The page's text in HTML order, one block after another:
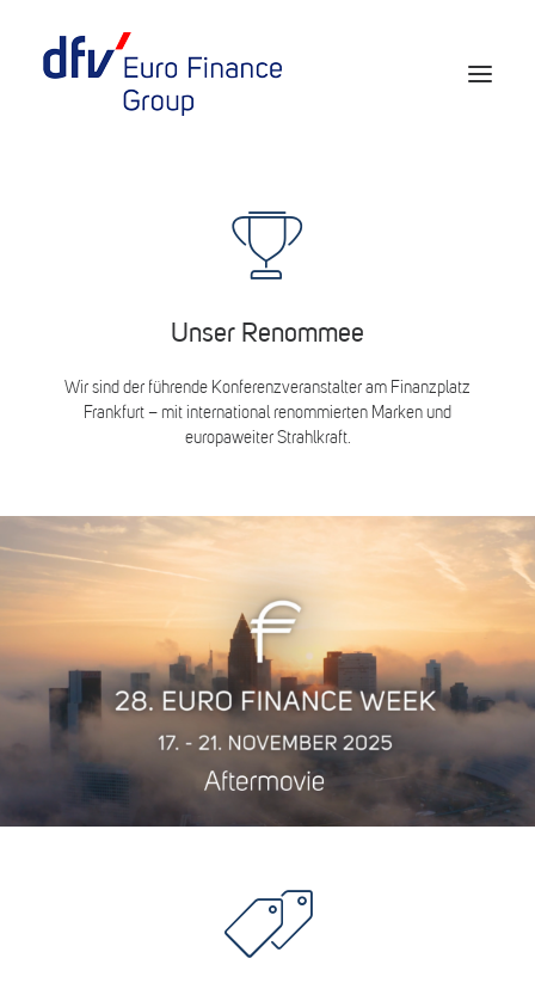
Tickets 29th EURO FINANCE WEEK
European Banker of the Year
Unser Renommee
Wir sind der führende Konferenzveranstalter am Finanzplatz
Frankfurt – mit international renommierten Marken und
europaweiter Strahlkraft.